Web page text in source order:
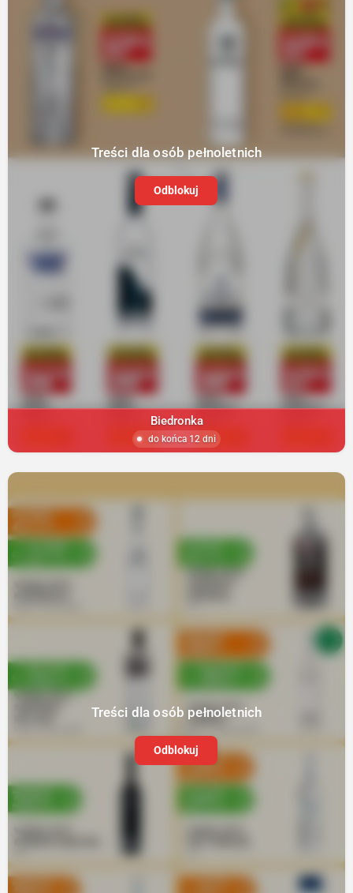
Treści dla osób pełnoletnich
Odblokuj
Biedronka
do końca 12 dni
Treści dla osób pełnoletnich
Odblokuj